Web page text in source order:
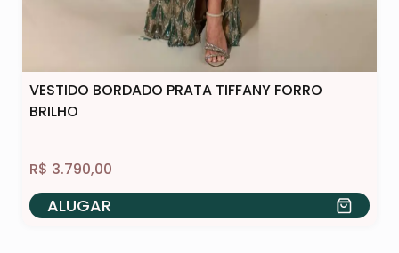
VESTIDO BORDADO PRATA TIFFANY FORRO
BRILHO
R$ 3.790,00
ALUGAR